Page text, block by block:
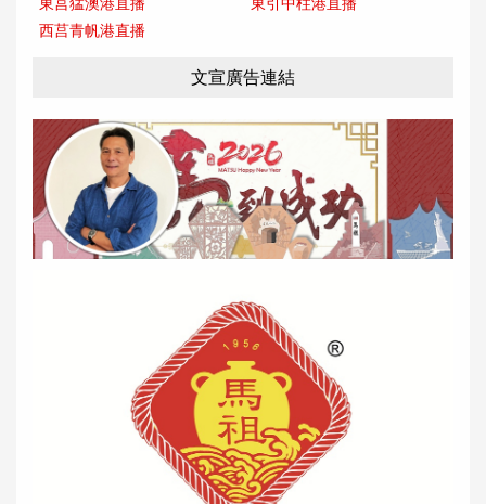
西莒青帆港直播
文宣廣告連結